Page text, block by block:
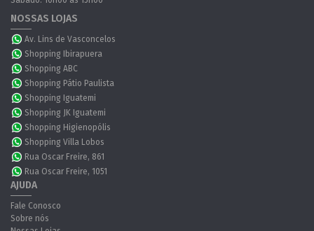
NOSSAS LOJAS
Av. Lins de Vasconcelos
Shopping Ibirapuera
Shopping ABC
Shopping Pátio Paulista
Shopping Iguatemi
Shopping JK Iguatemi
Shopping Higienopólis
Shopping Villa Lobos
Rua Oscar Freire, 861
Rua Oscar Freire, 1051
AJUDA
Fale Conosco
Sobre nós